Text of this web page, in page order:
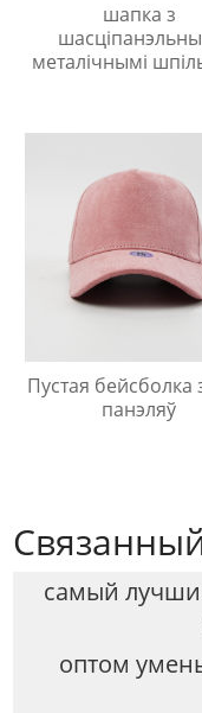
шапка з
металічнымі
Пустая бейсболка
панэляў
самый
оптом